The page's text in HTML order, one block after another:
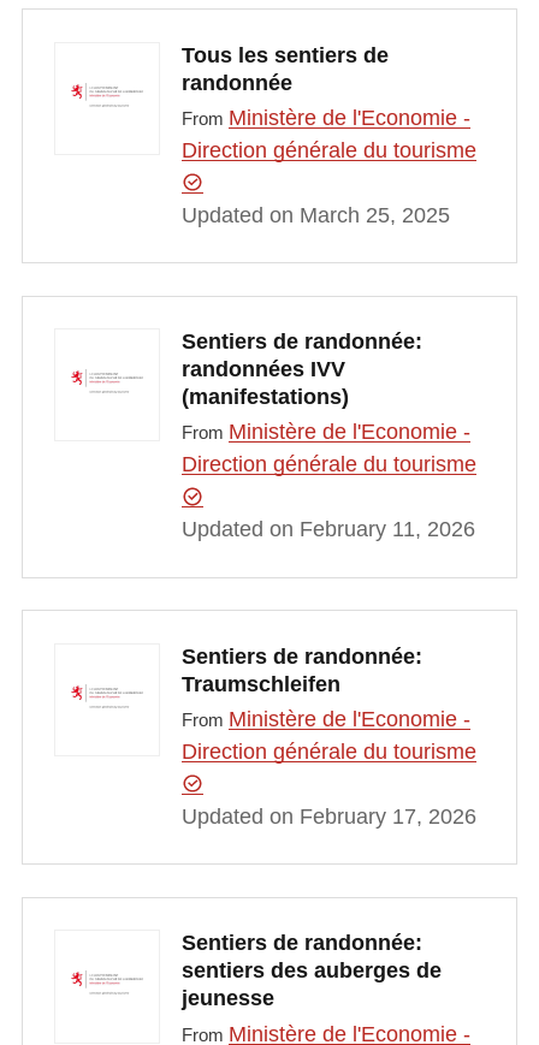
Tous les sentiers de
randonnée
From Ministère de l'Economie -
Direction générale du tourisme
Updated on March 25, 2025
Sentiers de randonnée:
randonnées IVV
(manifestations)
From Ministère de l'Economie -
Direction générale du tourisme
Updated on February 11, 2026
Sentiers de randonnée:
Traumschleifen
From Ministère de l'Economie -
Direction générale du tourisme
Updated on February 17, 2026
Sentiers de randonnée:
sentiers des auberges de
jeunesse
From Ministère de l'Economie -